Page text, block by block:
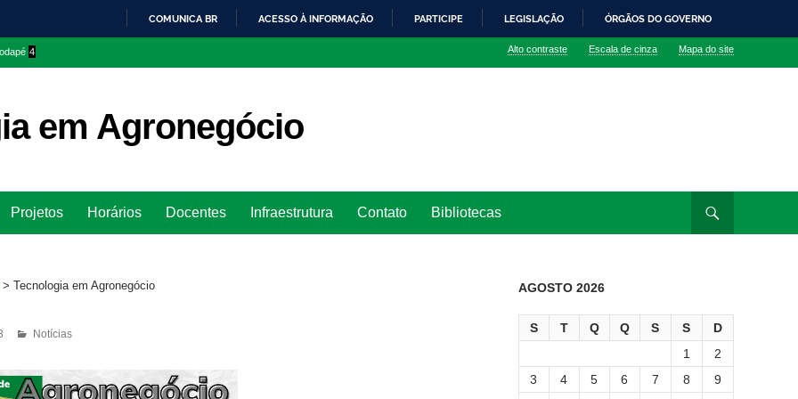
O
COMUNICA BR ACESSO À INFORMAÇÃO PARTICIPE LEGISLAÇÃO ÓRGÃOS DO GOVERNO
4 Alto contraste Escala de cinza Mapa do site
em Agronegócio
para
Projetos Horários Docentes Infraestrutura Contato Bibliotecas
> Tecnologia em Agronegócio
Notícias
AGOSTO 2026
S T Q Q S S
D
1
2
3
4 5 6 7 8
9